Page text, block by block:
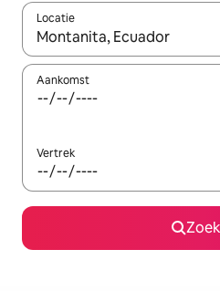
Locatie
Wanneer er resultaten
Aankomst
Vertrek